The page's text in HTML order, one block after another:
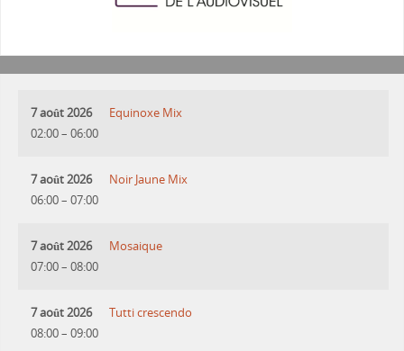
7 août 2026
02:00– 06:00
Equinoxe Mix
7 août 2026
06:00– 07:00
Noir Jaune Mix
7 août 2026
07:00– 08:00
Mosaique
7 août 2026
08:00– 09:00
Tutti crescendo